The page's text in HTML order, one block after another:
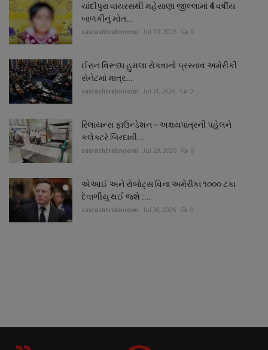
ચાંદીપુરા વાયરસથી મહેસાણા જીલ્લામાં 4 વર્ષીય
બાળકીનું મોત...
saurashtrabhoomi Jul 29, 2026 0
ઈરાન વિરૂધ્ધ હુમલા રોકવાનો પ્રસ્તાવ અમેરીકી
સેનેટમાં માત્ર...
saurashtrabhoomi Jul 31, 2026 0
રિલાયન્સ ફાઉન્ડેશન - અક્ષયપાત્રની પહેલને
કલેક્ટરે બિરદાવી...
saurashtrabhoomi Jul 29, 2026 0
એઆઈ અને રોબોટ્સ વિના અમેરીકા ૧૦૦૦ ટકા
દેવાળીયુ થઈ જશે :...
saurashtrabhoomi Jul 30, 2026 0